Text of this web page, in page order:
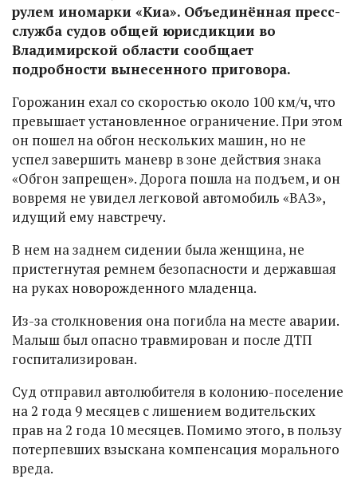
рулем иномарки «Киа». Объединённая пресс-
служба судов общей юрисдикции во
Владимирской области сообщает
подробности вынесенного приговора.
Горожанин ехал со скоростью около 100 км/ч, что
превышает установленное ограничение. При этом
он пошел на обгон нескольких машин, но не
успел завершить маневр в зоне действия знака
«Обгон запрещен». Дорога пошла на подъем, и он
вовремя не увидел легковой автомобиль «ВАЗ»,
идущий ему навстречу.
В нем на заднем сидении была женщина, не
пристегнутая ремнем безопасности и державшая
на руках новорожденного младенца.
Из-за столкновения она погибла на месте аварии.
Малыш был опасно травмирован и после ДТП
госпитализирован.
Суд отправил автолюбителя в колонию-поселение
на 2 года 9 месяцев с лишением водительских
прав на 2 года 10 месяцев. Помимо этого, в пользу
потерпевших взыскана компенсация морального
вреда.